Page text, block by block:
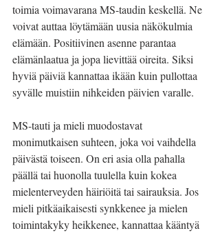
toimia voimavarana MS-taudin keskellä. Ne
voivat auttaa löytämään uusia näkökulmia
elämään. Positiivinen asenne parantaa
elämänlaatua ja jopa lievittää oireita. Siksi
hyviä päiviä kannattaa ikään kuin pullottaa
syvälle muistiin nihkeiden päivien varalle.
MS-tauti ja mieli muodostavat
monimutkaisen suhteen, joka voi vaihdella
päivästä toiseen. On eri asia olla pahalla
päällä tai huonolla tuulella kuin kokea
mielenterveyden häiriöitä tai sairauksia. Jos
mieli pitkäaikaisesti synkkenee ja mielen
toimintakyky heikkenee, kannattaa kääntyä